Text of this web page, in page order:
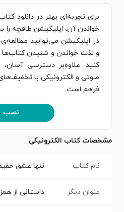
برای تجربه‌ای بهتر در دانلود
خواندن آن، اپلیکیشن طاقچه
در اپلیکیشن می‌توانید
و لذت خواندن و شنیدن
کنید. علاوه‌بر دسترسی آسان،
صوتی و الکترونیکی با
فراهم است.
نصب
مشخصات کتاب الکترونیکی
نام کتاب تنها عشق
عنوان دیگر داستانی از